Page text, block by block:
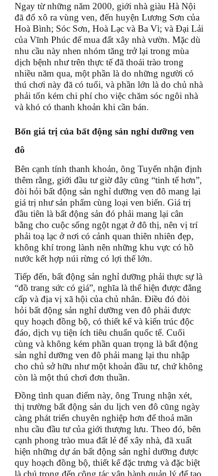
Ngay từ những năm 2000, giới nhà giàu Hà Nội
đã đổ xô ra vùng ven, đến huyện Lương Sơn của
Hoà Bình; Sóc Sơn, Hoà Lạc và Ba Vì; và Đại Lải
của Vĩnh Phúc để mua đất xây nhà vườn. Mặc dù
nhu cầu này nhen nhóm tăng trở lại trong mùa
dịch bệnh như trên thực tế đã thoái trào trong
nhiều năm qua, một phần là do những người có
thú chơi này đã có tuổi, và phần lớn là do chủ nhà
phải tốn kém chi phí cho việc chăm sóc ngôi nhà
và khó có thanh khoản khi cần bán.
Bốn giá trị của bất động sản nghỉ dưỡng ven
đô
Bên cạnh tính thanh khoản, ông Tuyển nhận định
thêm rằng, giới đầu tư giờ đây cũng “tinh tế hơn”,
đòi hỏi bất động sản nghỉ dưỡng ven đô mang lại
giá trị như sản phẩm cùng loại ven biển. Giá trị
đầu tiên là bất động sản đó phải mang lại cân
bằng cho cuộc sống ngột ngạt ở đô thị, nên vị trí
phải toạ lạc ở nơi có cảnh quan thiên nhiên đẹp,
không khí trong lành nên những khu vực có hồ
nước kết hợp núi rừng có lợi thế lớn.
Tiếp đến, bất động sản nghỉ dưỡng phải thực sự là
“đồ trang sức có giá”, nghĩa là thể hiện được đẳng
cấp và địa vị xã hội của chủ nhân. Điều đó đòi
hỏi bất động sản nghỉ dưỡng ven đô phải được
quy hoạch đồng bộ, có thiết kế và kiến trúc độc
đáo, dịch vụ tiện ích tiêu chuẩn quốc tế. Cuối
cùng và không kém phần quan trọng là bất động
sản nghỉ dưỡng ven đô phải mang lại thu nhập
cho chủ sở hữu như một khoản đầu tư, chứ không
còn là một thú chơi đơn thuần.
Đồng tình quan điểm này, ông Trung nhận xét,
thị trường bất động sản du lịch ven đô cũng ngày
càng phát triển chuyên nghiệp hơn để thoả mãn
nhu cầu đầu tư của giới thượng lưu. Theo đó, bên
cạnh phong trào mua đất lẻ để xây nhà, đã xuất
hiện những dự án bất động sản nghỉ dưỡng được
quy hoạch đồng bộ, thiết kế đặc trưng và đặc biệt
là chú trọng đến công tác vận hành quản lý để tạo